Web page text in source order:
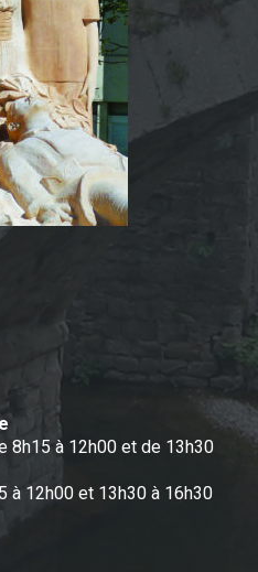
8h15 à 12h00 et de 13h30
à 12h00 et 13h30 à 16h30